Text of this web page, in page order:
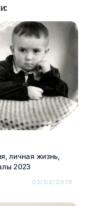
личная жизнь,
2023
02/02/2019